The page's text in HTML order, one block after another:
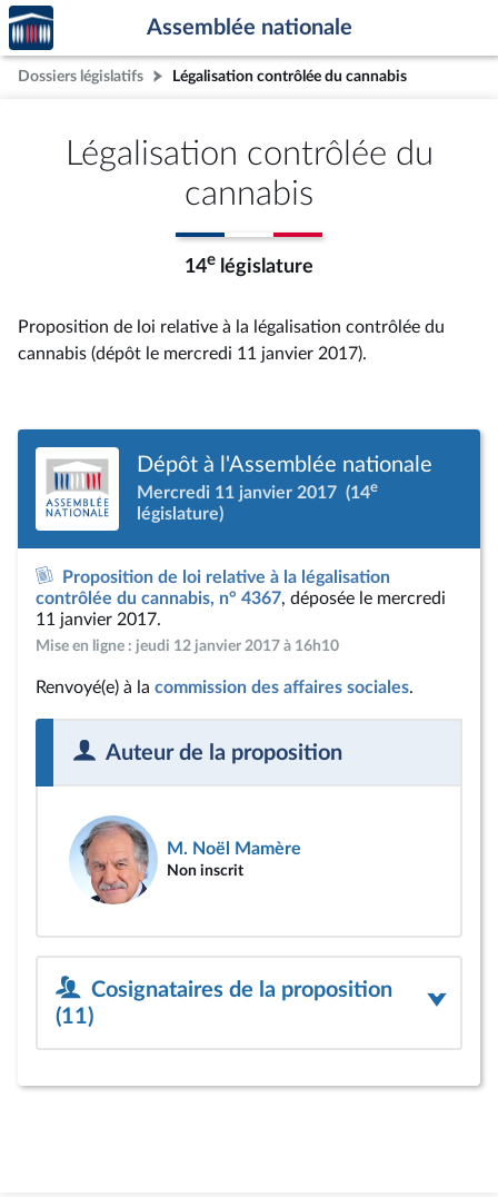
Aller au contenu
Aller en bas de la page
Accèder
à la
page
d'accueil
Assemblée nationale
Dossiers législatifs Légalisation contrôlée du cannabis
Légalisation contrôlée du
cannabis
14e législature
Proposition de loi relative à la légalisation contrôlée du
cannabis (dépôt le mercredi 11 janvier 2017).
Dépôt à l'Assemblée nationale
Mercredi 11 janvier 2017 (14e
législature)
Proposition de loi relative à la légalisation
contrôlée du cannabis, n° 4367, déposée le mercredi
11 janvier 2017.
Mise en ligne : jeudi 12 janvier 2017 à 16h10
Renvoyé(e) à la commission des affaires sociales.
Auteur de la proposition
M. Noël Mamère
Non inscrit
Cosignataires de la proposition
(11)